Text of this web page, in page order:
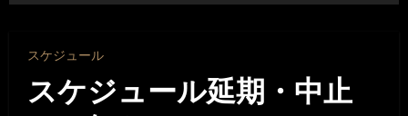
スケジュール
スケジュール延期・中止